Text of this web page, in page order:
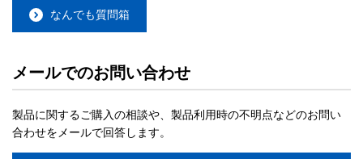
なんでも質問箱
メールでのお問い合わせ
製品に関するご購入の相談や、製品利用時の不明点などのお問い
合わせをメールで回答します。